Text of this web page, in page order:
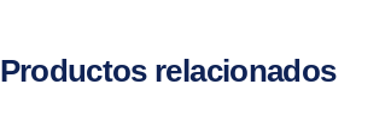
Productos relacionados